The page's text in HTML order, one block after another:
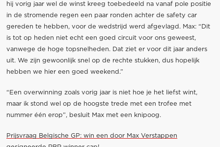
hij vorig jaar wel de winst kreeg toebedeeld na vanaf pole positie
in de stromende regen een paar ronden achter de safety car
gereden te hebben, voor de wedstrijd werd afgevlagd. Max: “Dit
is tot op heden niet echt een goed circuit voor ons geweest,
vanwege de hoge topsnelheden. Dat ziet er voor dit jaar anders
uit. We zijn gewoonlijk snel op de rechte stukken, dus hopelijk
hebben we hier een goed weekend.”
“Een overwinning zoals vorig jaar is niet hoe je het liefst wint,
maar ik stond wel op de hoogste trede met een trofee met
nummer één erop”, besluit Max met een knipoog.
Prijsvraag Belgische GP: win een door Max Verstappen